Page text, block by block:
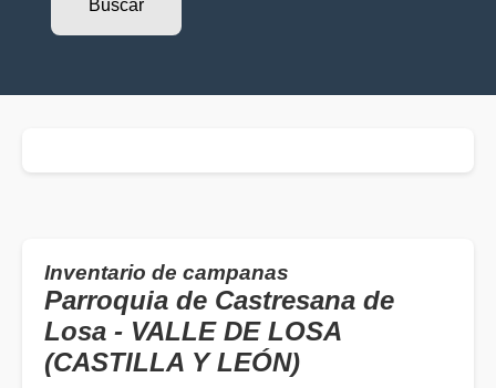
Inventario de campanas
Parroquia de Castresana de
Losa - VALLE DE LOSA
(CASTILLA Y LEÓN)